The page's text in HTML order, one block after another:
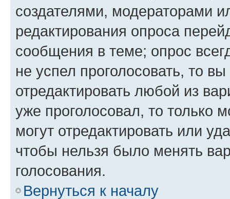
создателями, модераторами
редактирования опроса
сообщения в теме; опрос
не успел проголосовать, то
отредактировать любой из
уже проголосовал, то только
могут отредактировать или
чтобы нельзя было менять
голосования.
Вернуться к началу